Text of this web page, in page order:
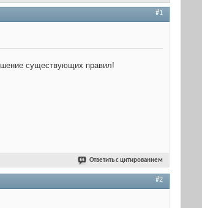
#1
существующих правил!
Ответить с цитированием
#2